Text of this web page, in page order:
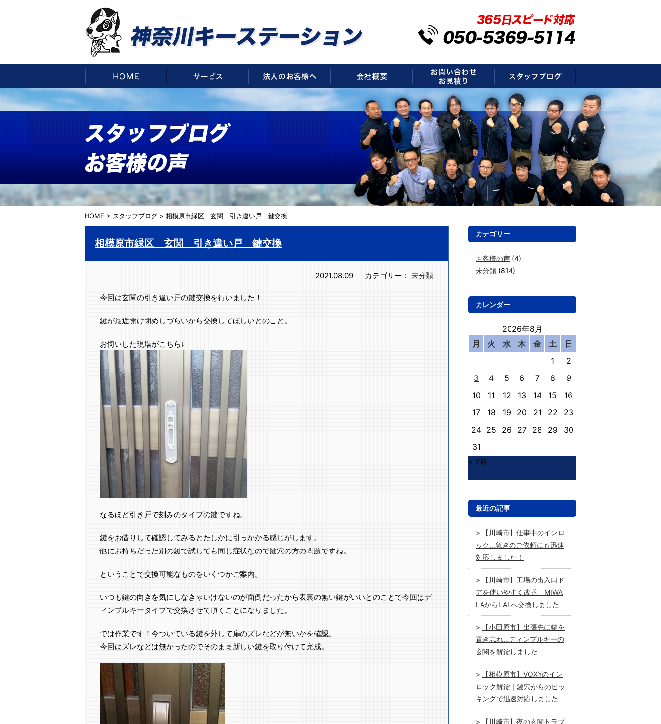
HOME サービス 法人のお客様へ 会社概要 お問い合わせ・お見積もり
HOME > スタッフブログ > 相模原市緑区 玄関 引き違い戸 鍵交換
相模原市緑区 玄関 引き違い戸 鍵交換
2021.08.09 カテゴリー： 未分類
今回は玄関の引き違い戸の鍵交換を行いました！
鍵が最近開け閉めしづらいから交換してほしいとのこと。
お伺いした現場がこちら↓
なるほど引き戸で刻みのタイプの鍵ですね。
鍵をお借りして確認してみるとたしかに引っかかる感じがします。
他にお持ちだった別の鍵で試しても同じ症状なので鍵穴の方の問題ですね。
ということで交換可能なものをいくつかご案内。
いつも鍵の向きを気にしなきゃいけないのが面倒だったから表裏の無い鍵がいいとのことで今回はデ
ィンプルキータイプで交換させて頂くことになりました。
では作業です！今ついている鍵を外して扉のズレなどが無いかを確認。
今回はズレなどは無かったのでそのまま新しい鍵を取り付けて完成。
カテゴリー
お客様の声 (4)
未分類 (814)
カレンダー
2026年8月
月
火 水 木 金 土
日
1
2
3
4 5 6 7 8
9
10
11 12 13 14 15
16
17
18 19 20 21 22
23
24 25 26 27 28 29
30
31
« 7月
最近の記事
【川崎市】仕事中のインロ
ック…急ぎのご依頼にも迅速
対応しました！
【川崎市】工場の出入口ド
アを使いやすく改善｜MIWA
LAからLALへ交換しました
【小田原市】出張先に鍵を
置き忘れ…ディンプルキーの
玄関を解錠しました
【相模原市】VOXYのイン
ロック解錠｜鍵穴からのピッ
キングで迅速対応しました
【川崎市】夜の玄関トラブ